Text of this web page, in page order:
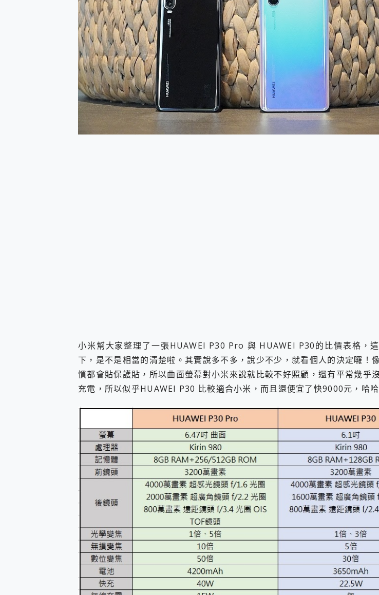
小體積 40000mAh 超大容量 一次充5個設備 充好充滿 CUKTECH 酷
97.3% 恢復率，資料救援就是這麼簡單 EaseUS Data Recovery
磁碟系統大風吹 有了 磁碟管理程式 EaseUS Partition Master 就是
全新 SONY Xperia 1 VI 開箱! 相機實測! 長焦覆蓋更遠更清晰、2日
Xiaomi 14 Ultra 開箱 評測~ 有深度的 Leica 影像旗艦手機! 加碼小
vivo TWS 3e 真無線藍牙耳機智慧降噪升級、音質明亮溫潤，並支
MSI Claw 掌機專屬配件包 來囉 完美保護 MSI Claw A1M-026TW 電
人像旗艦 vivo V30 系列 開箱 評測! 首搭蔡司光學鏡頭、攝影棚級柔
多個願望一次滿足 超強散熱 微星 MSI Claw A1M-026TW 電競掌機
一吸完美對位 擁有超強吸力與超好用的隱磁支架 O-ONE MAG 最會
OPPO 哈蘇 300mm 專業增距鏡實測：Find X9 Ultra 光學長焦隨手
小米幫大家整理了一張HUAWEI P30 Pro 與 HUAWEI P30的比價表格，
下，是不是相當的清楚啦。其實說多不多，說少不少，就看個人的決定囉！
慣都會貼保護貼，所以曲面螢幕對小米來說就比較不好照顧，還有平常幾乎
充電，所以似乎HUAWEI P30 比較適合小米，而且還便宜了快9000元，哈哈